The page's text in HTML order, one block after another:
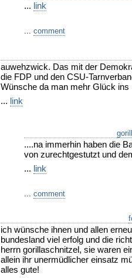
... link
... comment
auwehzwick. Das mit der
die FDP und den CSU-
Wünsche da man mehr Glück ins
... link
....na immerhin haben die
von zurechtgestutzt und
... link
... comment
ich wünsche ihnen und allen
bundesland viel erfolg und die
herrn gorillaschnitzel, sie waren
allein ihr unermüdlicher einsatz
alles gute!